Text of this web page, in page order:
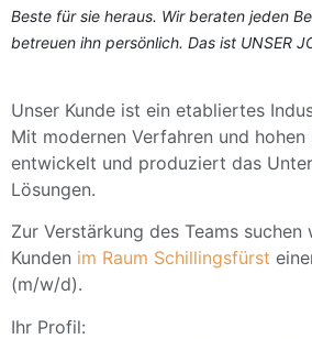
Beste für sie heraus. Wir beraten jeden
betreuen ihn persönlich. Das ist UNSER
Unser Kunde ist ein etabliertes
Mit modernen Verfahren und
entwickelt und produziert das
Lösungen.
Zur Verstärkung des Teams suchen
Kunden im Raum Schillingsfürst
(m/w/d).
Ihr Profil: